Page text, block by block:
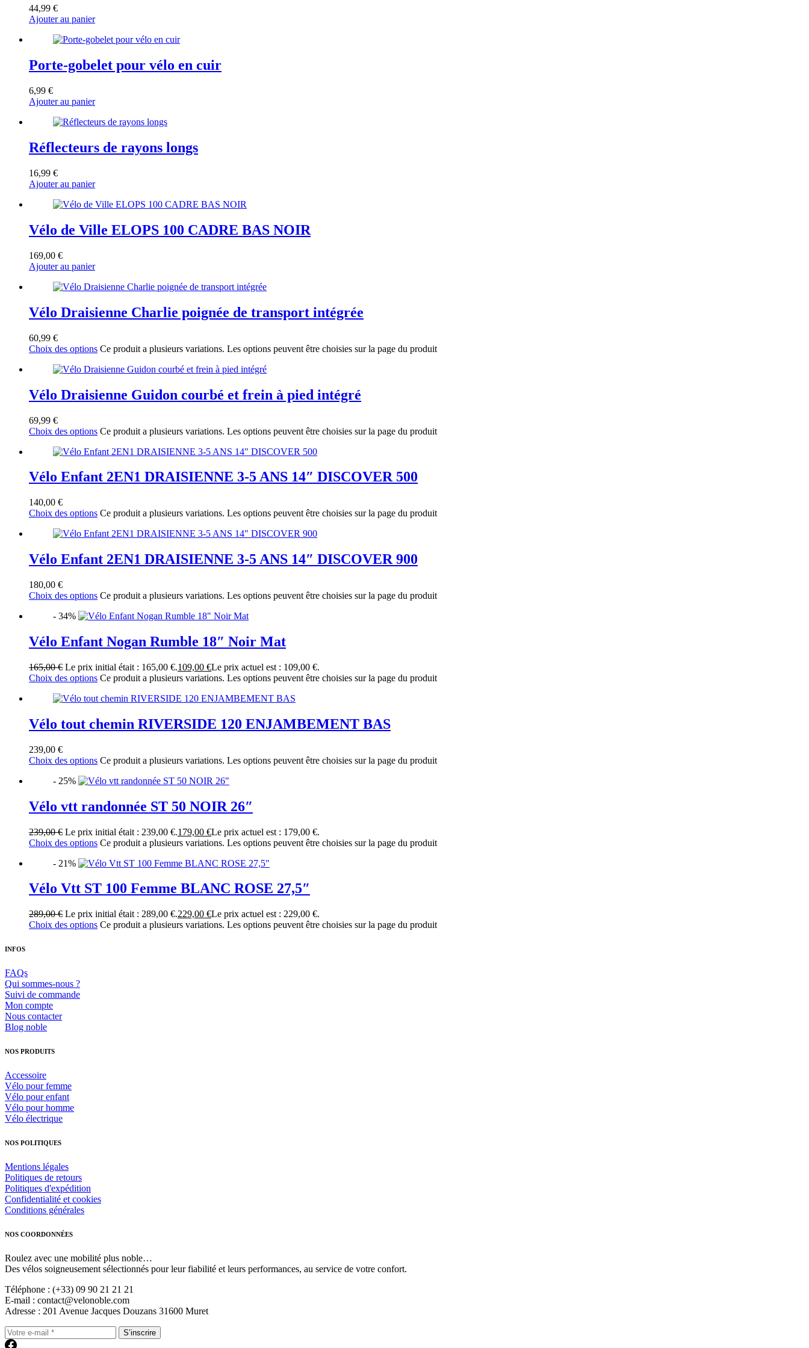
44,99 €
Ajouter au panier
Porte-gobelet pour vélo en cuir
6,99 €
Ajouter au panier
Réflecteurs de rayons longs
16,99 €
Ajouter au panier
Vélo de Ville ELOPS 100 CADRE BAS NOIR
169,00 €
Ajouter au panier
Vélo Draisienne Charlie poignée de transport intégrée
60,99 €
Choix des options Ce produit a plusieurs variations. Les options peuvent être choisies sur la page du produit
Vélo Draisienne Guidon courbé et frein à pied intégré
69,99 €
Choix des options Ce produit a plusieurs variations. Les options peuvent être choisies sur la page du produit
Vélo Enfant 2EN1 DRAISIENNE 3-5 ANS 14″ DISCOVER 500
140,00 €
Choix des options Ce produit a plusieurs variations. Les options peuvent être choisies sur la page du produit
Vélo Enfant 2EN1 DRAISIENNE 3-5 ANS 14″ DISCOVER 900
180,00 €
Choix des options Ce produit a plusieurs variations. Les options peuvent être choisies sur la page du produit
- 34%
Vélo Enfant Nogan Rumble 18″ Noir Mat
165,00€ Le prix initial était : 165,00 €.109,00 €Le prix actuel est : 109,00 €.
Choix des options Ce produit a plusieurs variations. Les options peuvent être choisies sur la page du produit
Vélo tout chemin RIVERSIDE 120 ENJAMBEMENT BAS
239,00 €
Choix des options Ce produit a plusieurs variations. Les options peuvent être choisies sur la page du produit
- 25%
Vélo vtt randonnée ST 50 NOIR 26″
239,00€ Le prix initial était : 239,00 €.179,00 €Le prix actuel est : 179,00 €.
Choix des options Ce produit a plusieurs variations. Les options peuvent être choisies sur la page du produit
- 21%
Vélo Vtt ST 100 Femme BLANC ROSE 27,5″
289,00€ Le prix initial était : 289,00 €.229,00 €Le prix actuel est : 229,00 €.
Choix des options Ce produit a plusieurs variations. Les options peuvent être choisies sur la page du produit
INFOS
FAQs
Qui sommes-nous ?
Suivi de commande
Mon compte
Nous contacter
Blog noble
NOS PRODUITS
Accessoire
Vélo pour femme
Vélo pour enfant
Vélo pour homme
Vélo électrique
NOS POLITIQUES
Mentions légales
Politiques de retours
Politiques d'expédition
Confidentialité et cookies
Conditions générales
NOS COORDONNÉES
Roulez avec une mobilité plus noble…
Des vélos soigneusement sélectionnés pour leur fiabilité et leurs performances, au service de votre confort.
Téléphone : (+33) 09 90 21 21 21
E-mail : contact@velonoble.com
Adresse : 201 Avenue Jacques Douzans 31600 Muret
S’inscrire